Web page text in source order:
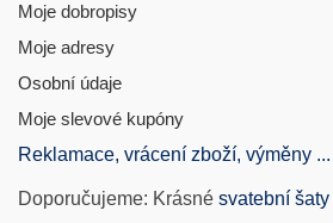
Moje dobropisy
Moje adresy
Osobní údaje
Moje slevové kupóny
Reklamace, vrácení zboží, výměny ...
Doporučujeme: Krásné svatební šaty